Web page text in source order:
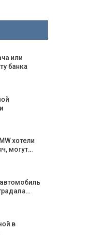
или
банка
хотели
могут…
в